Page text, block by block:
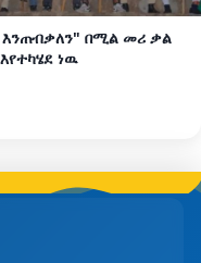
እንጠብቃለን" በሚል መሪ ቃል
ነዉ